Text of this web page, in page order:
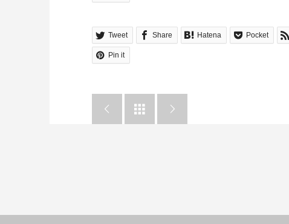
Tweet Share Hatena Pocket
Pin it
  